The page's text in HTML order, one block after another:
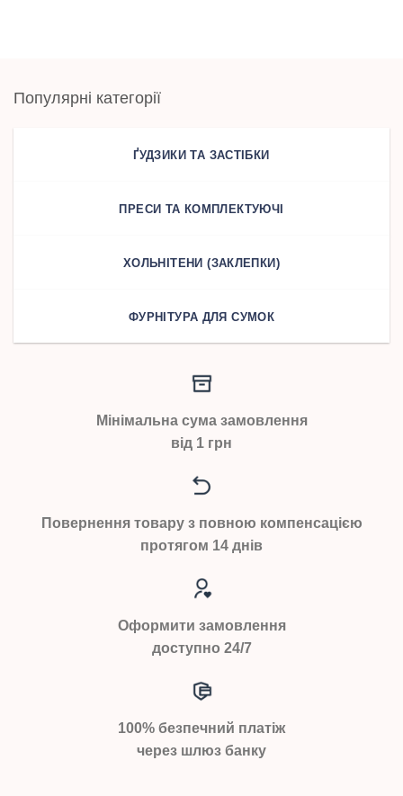
Популярні категорії
ҐУДЗИКИ ТА ЗАСТІБКИ
ПРЕСИ ТА КОМПЛЕКТУЮЧІ
ХОЛЬНІТЕНИ (ЗАКЛЕПКИ)
ФУРНІТУРА ДЛЯ СУМОК
Мінімальна сума замовлення
від 1 грн
Повернення товару з повною компенсацією
протягом 14 днів
Оформити замовлення
доступно 24/7
100% безпечний платіж
через шлюз банку